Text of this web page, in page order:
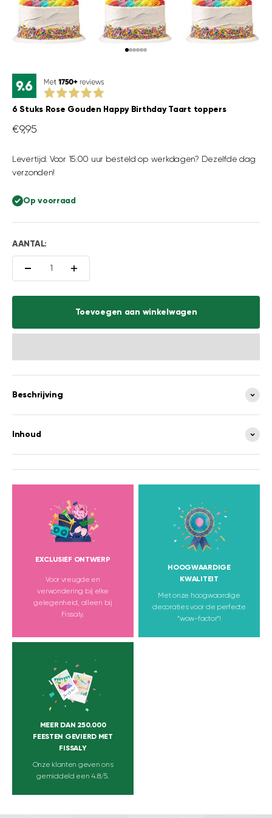
6 Stuks Rose Gouden Happy Birthday Taart toppers
Aanbiedingsprijs
€9,95
Levertijd: Voor 15:00 uur besteld op werkdagen? Dezelfde dag
verzonden!
Op voorraad
AANTAL:
Toevoegen aan winkelwagen
Beschrijving
Inhoud
EXCLUSIEF ONTWERP
Voor vreugde en
verwondering bij elke
gelegenheid, alleen bij
Fissaly.
HOOGWAARDIGE
KWALITEIT
Met onze hoogwaardige
decoraties voor de perfecte
“wow-factor”!
MEER DAN 250.000
FEESTEN GEVIERD MET
FISSALY
Onze klanten geven ons
gemiddeld een 4.8/5.